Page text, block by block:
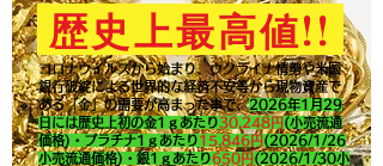
歴史上最高値!!
コロナウイルスから始まり、ウクライナ情勢や米国
銀行破綻による世界的な経済不安等から現物資産で
ある「金」の需要が高まった事で、2026年1月29
日には歴史上初の金1ｇあたり30,248円 (小売流通
価格)・プラチナ1ｇあたり15,846円 (2026/1/26
小売流通価格)・銀1ｇあたり650円 (2026/1/30小